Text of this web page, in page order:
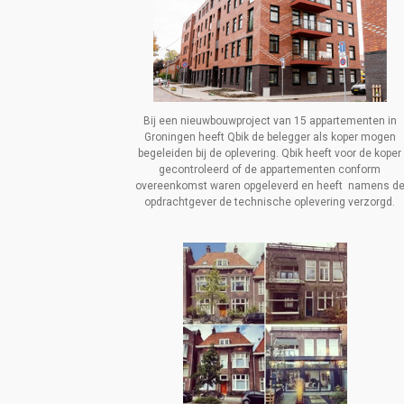
Bij een nieuwbouwproject van 15 appartementen in
Groningen heeft Qbik de belegger als koper mogen
begeleiden bij de oplevering. Qbik heeft voor de koper
gecontroleerd of de appartementen conform
overeenkomst waren opgeleverd en heeft namens de
opdrachtgever de technische oplevering verzorgd.